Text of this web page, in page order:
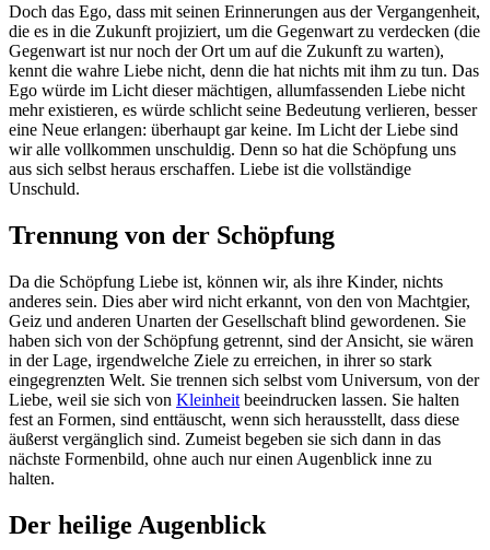
Doch das Ego, dass mit seinen Erinnerungen aus der Vergangenheit,
die es in die Zukunft projiziert, um die Gegenwart zu verdecken (die
Gegenwart ist nur noch der Ort um auf die Zukunft zu warten),
kennt die wahre Liebe nicht, denn die hat nichts mit ihm zu tun. Das
Ego würde im Licht dieser mächtigen, allumfassenden Liebe nicht
mehr existieren, es würde schlicht seine Bedeutung verlieren, besser
eine Neue erlangen: überhaupt gar keine. Im Licht der Liebe sind
wir alle vollkommen unschuldig. Denn so hat die Schöpfung uns
aus sich selbst heraus erschaffen. Liebe ist die vollständige
Unschuld.
Trennung von der Schöpfung
Da die Schöpfung Liebe ist, können wir, als ihre Kinder, nichts
anderes sein. Dies aber wird nicht erkannt, von den von Machtgier,
Geiz und anderen Unarten der Gesellschaft blind gewordenen. Sie
haben sich von der Schöpfung getrennt, sind der Ansicht, sie wären
in der Lage, irgendwelche Ziele zu erreichen, in ihrer so stark
eingegrenzten Welt. Sie trennen sich selbst vom Universum, von der
Liebe, weil sie sich von Kleinheit beeindrucken lassen. Sie halten
fest an Formen, sind enttäuscht, wenn sich herausstellt, dass diese
äußerst vergänglich sind. Zumeist begeben sie sich dann in das
nächste Formenbild, ohne auch nur einen Augenblick inne zu
halten.
Der heilige Augenblick